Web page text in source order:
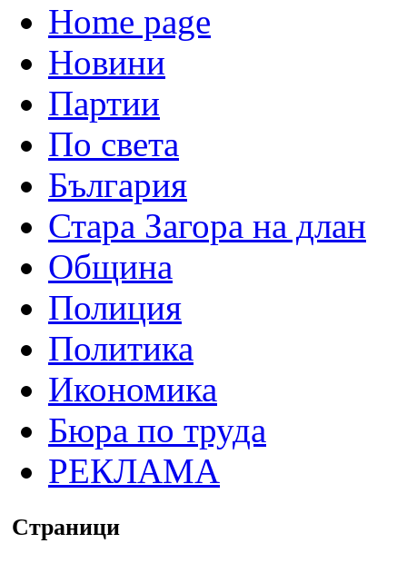
Home page
Новини
Партии
По света
България
Стара Загора на длан
Община
Полиция
Политика
Икономика
Бюра по труда
РЕКЛАМА
Страници